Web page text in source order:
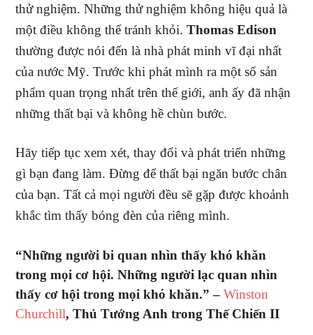
thử nghiệm. Những thử nghiệm không hiệu quả là
một điều không thể tránh khỏi.Thomas Edison
thường được nói đến là nhà phát minh vĩ đại nhất
của nước Mỹ. Trước khi phát mình ra một số sản
phẩm quan trọng nhất trên thế giới, anh ấy đã nhận
những thất bại và không hề chùn bước.
Hãy tiếp tục xem xét, thay đổi và phát triển những
gì bạn đang làm. Đừng để thất bại ngăn bước chân
của bạn. Tất cả mọi người đều sẽ gặp được khoảnh
khắc tìm thấy bóng đèn của riêng mình.
“Những người bi quan nhìn thấy khó khăn
trong mọi cơ hội. Những người lạc quan nhìn
thấy cơ hội trong mọi khó khăn.” –Winston
Churchill, Thủ Tướng Anh trong Thế Chiến II